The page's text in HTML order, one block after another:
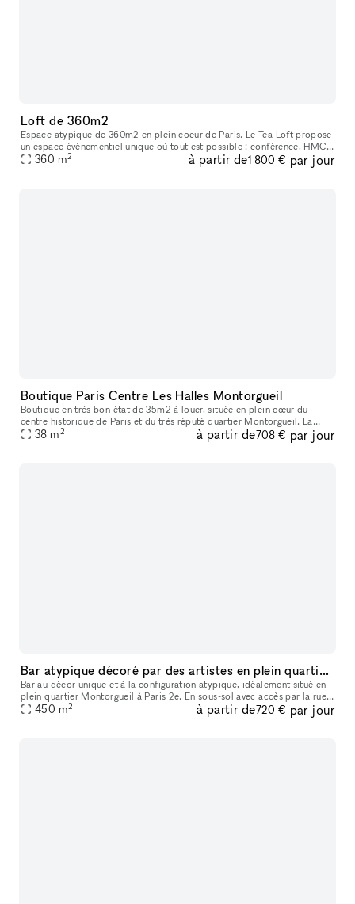
Loft de 360m2
Espace atypique de 360m2 en plein coeur de Paris. Le Tea Loft propose
un espace événementiel unique où tout est possible : conférence, HMC,
showroom, séminaire, lieu d'exposition ...
360 m2 à partir de1 800 € par jour
Boutique Paris Centre Les Halles Montorgueil
Boutique en très bon état de 35m2 à louer, située en plein cœur du
centre historique de Paris et du très réputé quartier Montorgueil. La
surface commerciale de 21m2 est complétée d'une cave de 14m2 r
38 m2 à partir de708 € par jour
Bar atypique décoré par des artistes en plein quartier Montorgueil
Bar au décor unique et à la configuration atypique, idéalement situé en
plein quartier Montorgueil à Paris 2e. En sous-sol avec accès par la rue,
le lieu est composé de multiples salons et salles pa
450 m2 à partir de720 € par jour